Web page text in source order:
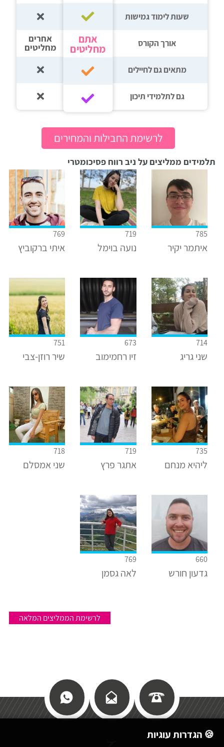
שעות לימוד גמישות
אורך הקורס
מתאים גם לחיילים
גם לתלמידי תיכון‎‏
אתם
מחליטים
אחרים
מחליטים
לרשימת החבילות והמחירים
תלמידים ממליצים על ניב רווח פסיכומטרי
785
איתמר יקיר
719
נועה בוימל
769
איתי ברקוביץ
714
שני גריג
673
זיו רחמימוב
751
שיר רוזן-צבי
735
ליהיא מנחם
719
אתגר פרץ
718
שני אמסלם
660
גדעון חורש
769
לאה גסמן
לרשימת הממליצים המלאה
🍪 הגדרות עוגיות